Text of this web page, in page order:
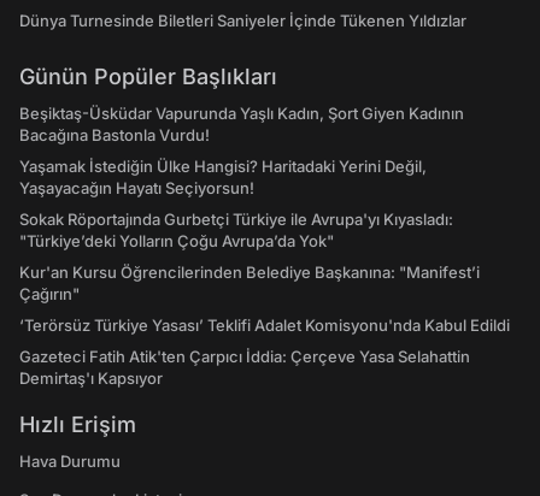
Dünya Turnesinde Biletleri Saniyeler İçinde Tükenen Yıldızlar
Günün Popüler Başlıkları
Beşiktaş-Üsküdar Vapurunda Yaşlı Kadın, Şort Giyen Kadının
Bacağına Bastonla Vurdu!
Yaşamak İstediğin Ülke Hangisi? Haritadaki Yerini Değil,
Yaşayacağın Hayatı Seçiyorsun!
Sokak Röportajında Gurbetçi Türkiye ile Avrupa'yı Kıyasladı:
"Türkiye’deki Yolların Çoğu Avrupa’da Yok"
Kur'an Kursu Öğrencilerinden Belediye Başkanına: "Manifest’i
Çağırın"
‘Terörsüz Türkiye Yasası’ Teklifi Adalet Komisyonu'nda Kabul Edildi
Gazeteci Fatih Atik'ten Çarpıcı İddia: Çerçeve Yasa Selahattin
Demirtaş'ı Kapsıyor
Hızlı Erişim
Hava Durumu